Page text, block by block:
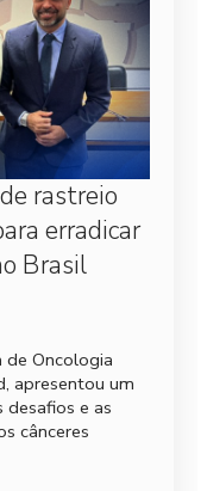
rastreio
erradicar
Brasil
de Oncologia
apresentou um
e as
cânceres